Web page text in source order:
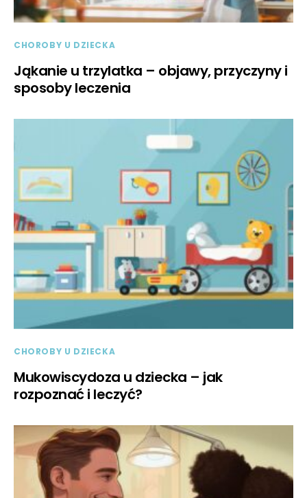
CHOROBY U DZIECKA
Jąkanie u trzylatka – objawy, przyczyny i
sposoby leczenia
CHOROBY U DZIECKA
Mukowiscydoza u dziecka – jak
rozpoznać i leczyć?